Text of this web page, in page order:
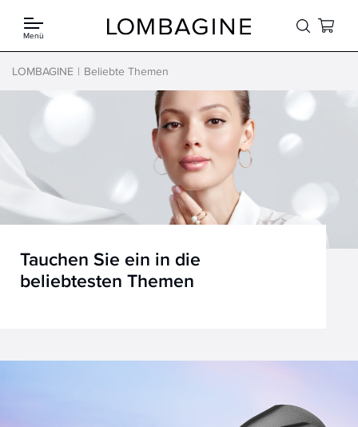
Menü
LOMBAGINE Beliebte Themen
Tauchen Sie ein in die
beliebtesten Themen